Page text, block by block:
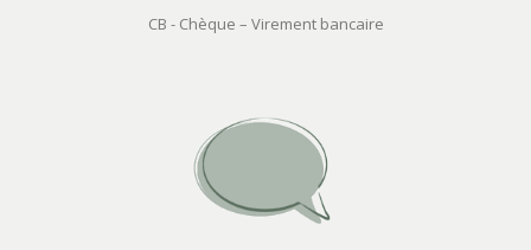
CB - Chèque – Virement bancaire